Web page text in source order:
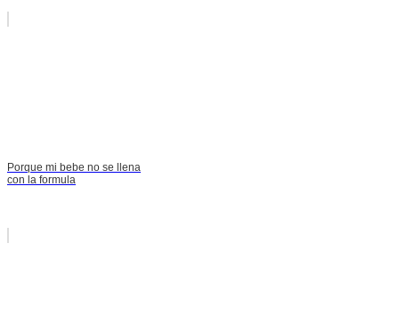
Porque mi bebe no se llena
con la formula